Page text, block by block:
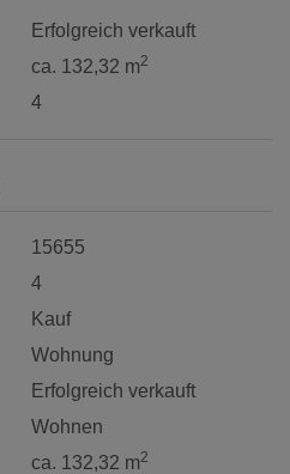
Erfolgreich verkauft
ca. 132,32 m2
4
15655
4
Kauf
Wohnung
Erfolgreich verkauft
Wohnen
ca. 132,32 m2